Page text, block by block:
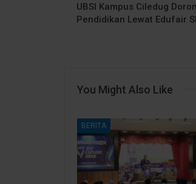
UBSI Kampus Ciledug
Pendidikan Lewat Edufair
You Might Also Like
BERITA